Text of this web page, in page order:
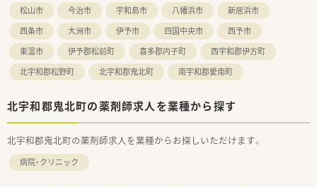
松山市 今治市 宇和島市 八幡浜市
新居浜市
西条市
大洲市 伊予市 四国中央市
西予市
東温市
伊予郡松前町 喜多郡内子町
西宇和郡伊方町
北宇和郡松野町
北宇和郡鬼北町 南宇和郡愛南町
北宇和郡鬼北町の薬剤師求人を業種から探す
北宇和郡鬼北町の薬剤師求人を業種からお探しいただけます。
病院・クリニック